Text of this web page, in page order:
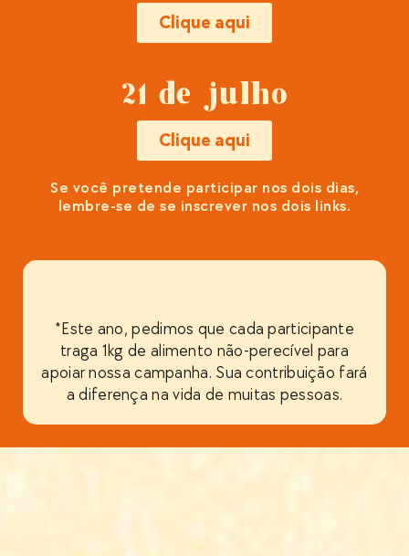
Clique aqui
21 de julho
Clique aqui
Se você pretende participar nos dois dias,
lembre-se de se inscrever nos dois links.
*Este ano, pedimos que cada participante
traga 1kg de alimento não-perecível para
apoiar nossa campanha. Sua contribuição fará
a diferença na vida de muitas pessoas.